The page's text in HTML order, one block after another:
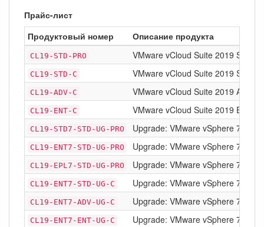
Прайс-лист
Продуктовый номер
Описание продукта
CL19-STD-PRO VMware vCloud Suite 2019
CL19-STD-C VMware vCloud Suite 2019
CL19-ADV-C VMware vCloud Suite 2019
CL19-ENT-C VMware vCloud Suite 2019
CL19-STD7-STD-UG-PRO Upgrade: VMware vSphere 7
CL19-ENT7-STD-UG-PRO Upgrade: VMware vSphere 7
CL19-EPL7-STD-UG-PRO Upgrade: VMware vSphere 7
CL19-ENT7-STD-UG-C Upgrade: VMware vSphere 7
CL19-ENT7-ADV-UG-C Upgrade: VMware vSphere 7
CL19-ENT7-ENT-UG-C Upgrade: VMware vSphere 7